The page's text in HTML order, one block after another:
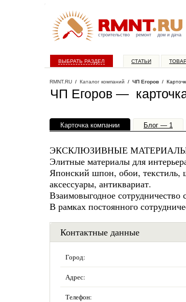
строительство ремонт дом и дача
ВЫБРАТЬ РАЗДЕЛ СТАТЬИ
RMNT.RU / Каталог компаний / ЧП Егоров /
ЧП Егоров —
Карточка компании Блог — 1
ЭКСКЛЮЗИВНЫЕ
Элитные материалы для
Японский шпон, обои, текстиль,
аксессуары, антиквариат.
Взаимовыгодное
В рамках постоянного
Контактные данные
Город:
Адрес:
Телефон: